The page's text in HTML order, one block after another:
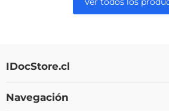
IDocStore.cl
Navegación